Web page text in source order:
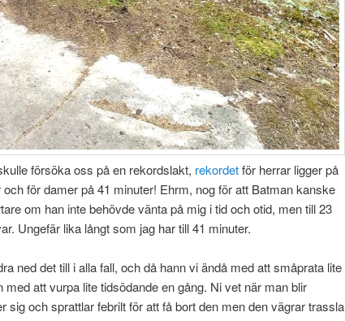
försöka oss på en rekordslakt, rekordetför herrar ligger på
och för damer på 41 minuter! Ehrm, nog för att Batman kanske
om han inte behövde vänta på mig i tid och otid, men till 23
Ungefär lika långt som jag har till 41 minuter.
ned det till i alla fall, och då hann vi ändå med att småprata lite
med att vurpa lite tidsödande en gång. Ni vet när man blir
sig och sprattlar febrilt för att få bort den men den vägrar trassla